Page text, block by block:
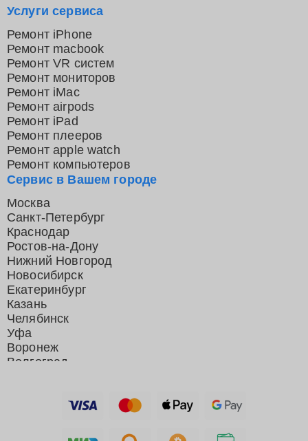
Сервис в Вашем городе
Москва
Санкт-Петербург
Краснодар
Ростов-на-Дону
Нижний Новгород
Новосибирск
Екатеринбург
Казань
Челябинск
Уфа
Воронеж
Волгоград
Услуги сервиса
Ремонт iPhone
Ремонт macbook
Ремонт VR систем
Ремонт мониторов
Ремонт iMac
Ремонт airpods
Ремонт iPad
Ремонт плееров
Ремонт apple watch
Ремонт компьютеров